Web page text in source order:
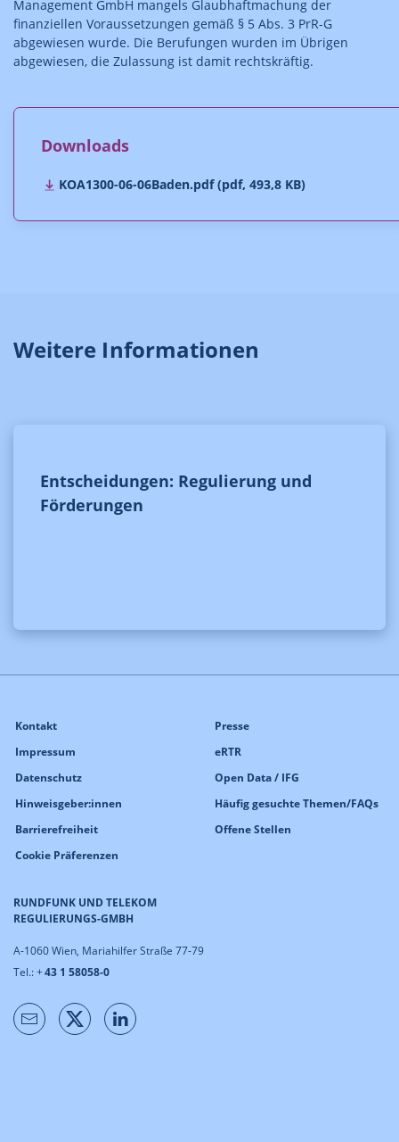
Management GmbH mangels Glaubhaftmachung der
finanziellen Voraussetzungen gemäß § 5 Abs. 3 PrR-G
abgewiesen wurde. Die Berufungen wurden im Übrigen
abgewiesen, die Zulassung ist damit rechtskräftig.
Downloads
KOA1300-06-06Baden.pdf (pdf, 493,8 KB)
Weitere Informationen
Entscheidungen: Regulierung und
Förderungen
RUNDFUNK UND TELEKOM
REGULIERUNGS-GMBH
A-1060 Wien, Mariahilfer Straße 77-79
Tel.: +43 1 58058-0
Kontakt
Impressum
Datenschutz
Hinweisgeber:innen
Barrierefreiheit
Cookie Präferenzen
Presse
eRTR
Open Data / IFG
Häufig gesuchte Themen/FAQs
Offene Stellen